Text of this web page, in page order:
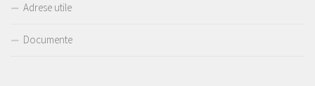
Adrese utile
Documente